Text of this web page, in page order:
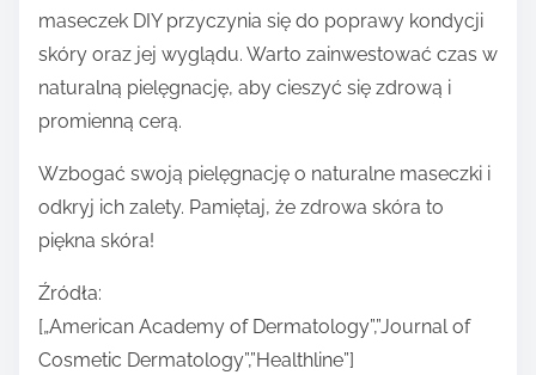
maseczek DIY przyczynia się do poprawy kondycji
skóry oraz jej wyglądu. Warto zainwestować czas w
naturalną pielęgnację, aby cieszyć się zdrową i
promienną cerą.
Wzbogać swoją pielęgnację o naturalne maseczki i
odkryj ich zalety. Pamiętaj, że zdrowa skóra to
piękna skóra!
Źródła:
[„American Academy of Dermatology”,”Journal of
Cosmetic Dermatology”,”Healthline”]